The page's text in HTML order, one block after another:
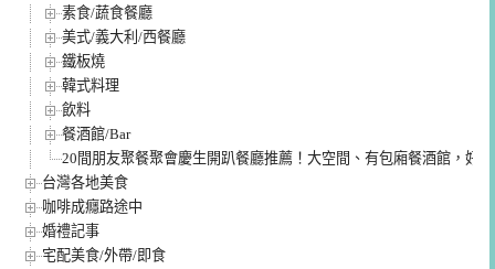
素食/蔬食餐廳
美式/義大利/西餐廳
鐵板燒
韓式料理
飲料
餐酒館/Bar
20間朋友聚餐聚會慶生開趴餐廳推薦！大空間、有包廂餐酒館，好
台灣各地美食
咖啡成癮路途中
婚禮記事
宅配美食/外帶/即食